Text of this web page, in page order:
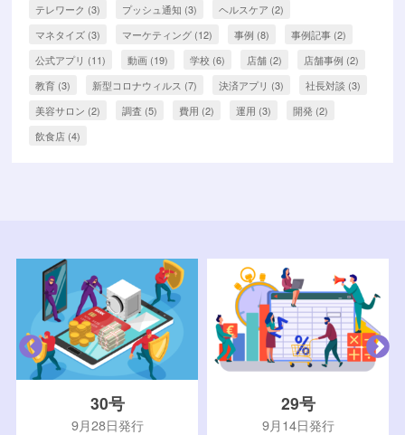
テレワーク (3) プッシュ通知 (3) ヘルスケア (2)
マネタイズ (3) マーケティング (12) 事例 (8) 事例記事 (2)
公式アプリ (11) 動画 (19) 学校 (6) 店舗 (2) 店舗事例 (2)
教育 (3) 新型コロナウィルス (7) 決済アプリ (3) 社長対談 (3)
美容サロン (2) 調査 (5) 費用 (2) 運用 (3) 開発 (2)
飲食店 (4)
30号
9月28日発行
29号
9月14日発行